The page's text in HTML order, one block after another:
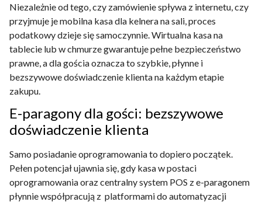
Niezależnie od tego, czy zamówienie spływa z internetu, czy
przyjmuje je mobilna kasa dla kelnera na sali, proces
podatkowy dzieje się samoczynnie. Wirtualna kasa na
tablecie lub w chmurze gwarantuje pełne bezpieczeństwo
prawne, a dla gościa oznacza to szybkie, płynne i
bezszywowe doświadczenie klienta na każdym etapie
zakupu.
E-paragony dla gości: bezszywowe
doświadczenie klienta
Samo posiadanie oprogramowania to dopiero początek.
Pełen potencjał ujawnia się, gdy kasa w postaci
oprogramowania oraz centralny system POS z e-paragonem
płynnie współpracują z platformami do automatyzacji